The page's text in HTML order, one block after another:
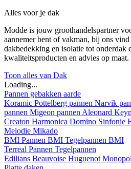
Alles voor je dak
Modde is jouw groothandelspartner
aannemer bent of vakman, bij ons
dakbedekking en isolatie tot onderdak
kwaliteitsproducten en advies op maat.
Toon alles van Dak
Loading...
Pannen gebakken aarde
Koramic Pottelberg pannen Narvik
pannen Migeon pannen Aleonard
Creaton Harmonica Domino Sinfonie
Melodie Mikado
BMI Pannen BMI Tegelpannen BMI
Terreal Pannen Tegelpannen
Edilians Beauvoise Huguenot